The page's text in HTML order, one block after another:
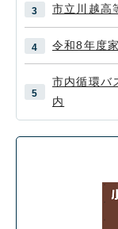
市立川越高
令和8年度
市内循環バ
内